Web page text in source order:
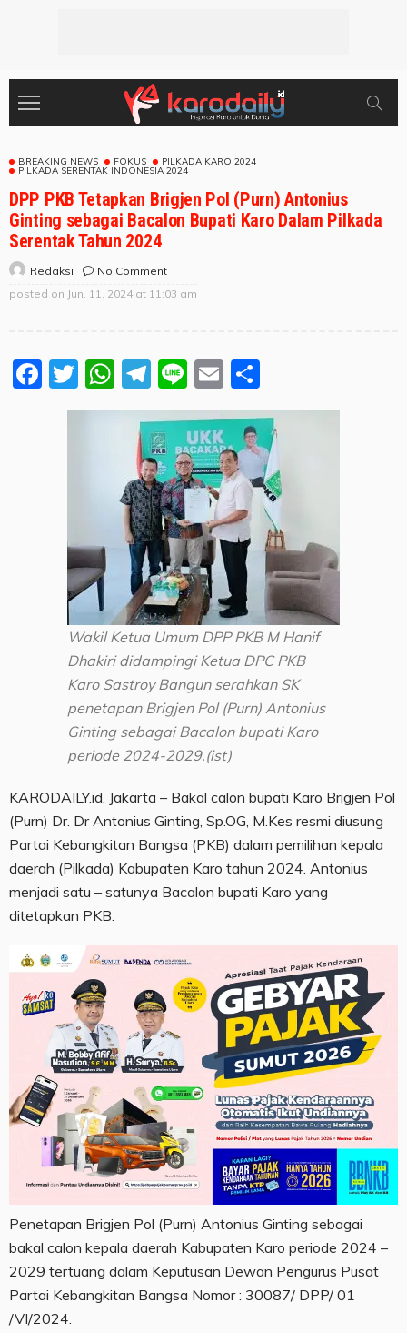
BREAKING NEWS FOKUS PILKADA KARO 2024
PILKADA SERENTAK INDONESIA 2024
DPP PKB Tetapkan Brigjen Pol (Purn) Antonius
Ginting sebagai Bacalon Bupati Karo Dalam Pilkada
Serentak Tahun 2024
Redaksi
No Comment
posted on Jun. 11, 2024 at 11:03 am
Facebook
Twitter
WhatsApp
Telegram
LineEmail
Wakil Ketua Umum DPP PKB M Hanif
Dhakiri didampingi Ketua DPC PKB
Karo Sastroy Bangun serahkan SK
penetapan Brigjen Pol (Purn) Antonius
Ginting sebagai Bacalon bupati Karo
periode 2024-2029.(ist)
KARODAILY.id, Jakarta – Bakal calon bupati Karo Brigjen Pol
(Purn) Dr. Dr Antonius Ginting, Sp.OG, M.Kes resmi diusung
Partai Kebangkitan Bangsa (PKB) dalam pemilihan kepala
daerah (Pilkada) Kabupaten Karo tahun 2024. Antonius
menjadi satu – satunya Bacalon bupati Karo yang
ditetapkan PKB.
Penetapan Brigjen Pol (Purn) Antonius Ginting sebagai
bakal calon kepala daerah Kabupaten Karo periode 2024 –
2029 tertuang dalam Keputusan Dewan Pengurus Pusat
Partai Kebangkitan Bangsa Nomor : 30087/ DPP/ 01
/VI/2024.